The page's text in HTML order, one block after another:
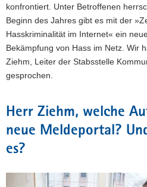
konfrontiert. Unter Betroffenen
Beginn des Jahres gibt es mit der
Hasskriminalität im Internet« ein
Bekämpfung von Hass im Netz. Wir
Ziehm, Leiter der Stabsstelle
gesprochen.
Herr Ziehm, welche
neue Meldeportal?
es?